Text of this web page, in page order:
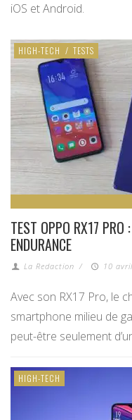
iOS et Android.
HIGH-TECH / TESTS
TEST OPPO RX17 PRO
ENDURANCE
La Redaction / 10
Avec son RX17 Pro, le
smartphone milieu de
peut-être seulement
HIGH-TECH